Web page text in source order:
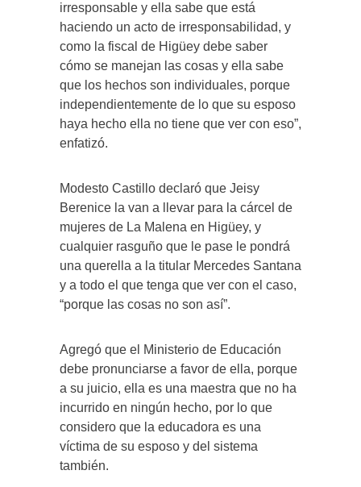
irresponsable y ella sabe que está
haciendo un acto de irresponsabilidad, y
como la fiscal de Higüey debe saber
cómo se manejan las cosas y ella sabe
que los hechos son individuales, porque
independientemente de lo que su esposo
haya hecho ella no tiene que ver con eso”,
enfatizó.
Modesto Castillo declaró que Jeisy
Berenice la van a llevar para la cárcel de
mujeres de La Malena en Higüey, y
cualquier rasguño que le pase le pondrá
una querella a la titular Mercedes Santana
y a todo el que tenga que ver con el caso,
“porque las cosas no son así”.
Agregó que el Ministerio de Educación
debe pronunciarse a favor de ella, porque
a su juicio, ella es una maestra que no ha
incurrido en ningún hecho, por lo que
considero que la educadora es una
víctima de su esposo y del sistema
también.